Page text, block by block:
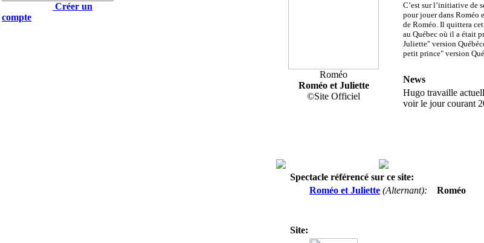
Créer un
compte
Roméo
Roméo et Juliette
©Site Officiel
C’est sur l’initiative de
pour jouer dans Roméo
de Roméo. Il quittera
au Québec où il a était
Juliette" version
petit prince" version
News
Hugo travaille
voir le jour courant
Spectacle référencé sur ce site:
Roméo et Juliette (Alternant): Roméo
Site: